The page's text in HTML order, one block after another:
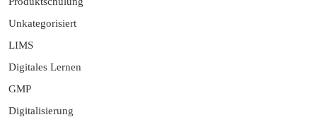
Unkategorisiert
LIMS
Digitales Lernen
GMP
Digitalisierung